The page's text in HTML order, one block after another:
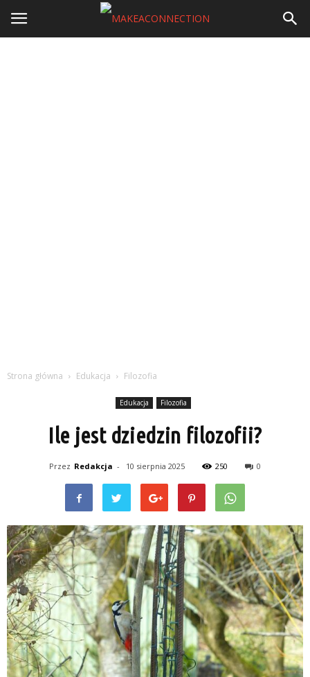
Strona główna Edukacja Filozofia
Edukacja Filozofia
Ile jest dziedzin filozofii?
Przez Redakcja - 10 sierpnia 2025 250 0